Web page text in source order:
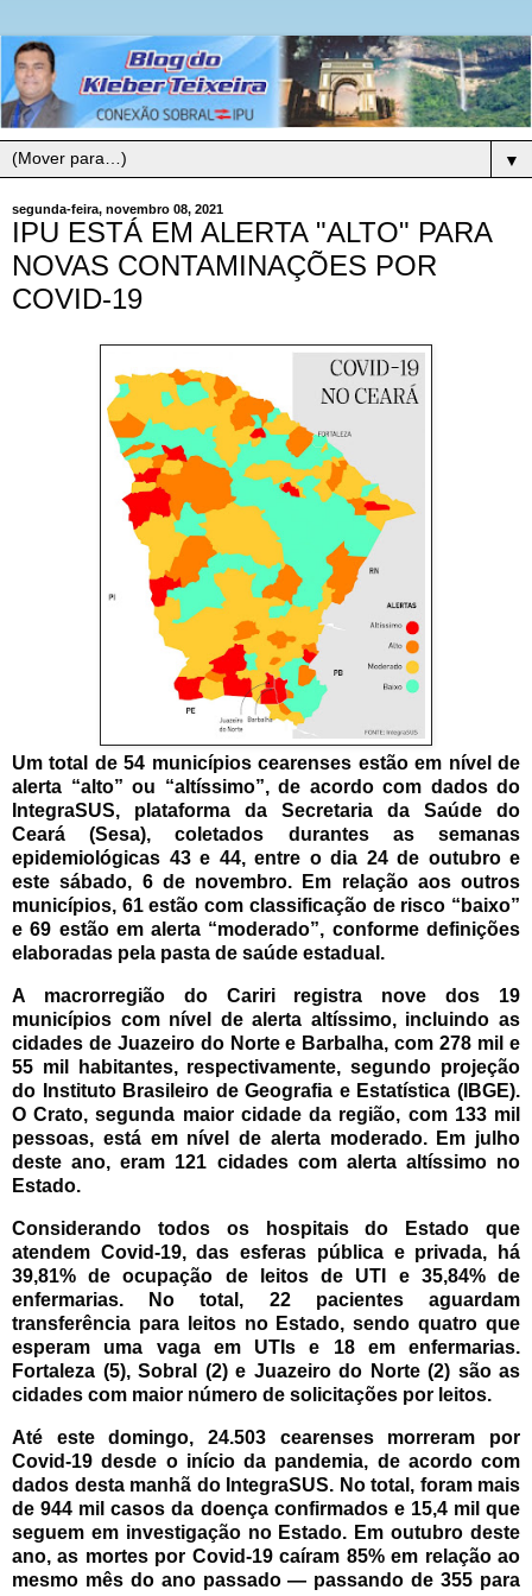
▼
segunda-feira, novembro 08, 2021
IPU ESTÁ EM ALERTA "ALTO" PARA
NOVAS CONTAMINAÇÕES POR
COVID-19
Um total de 54 municípios cearenses estão em nível de
alerta “alto” ou “altíssimo”, de acordo com dados do
IntegraSUS, plataforma da Secretaria da Saúde do
Ceará (Sesa), coletados durantes as semanas
epidemiológicas 43 e 44, entre o dia 24 de outubro e
este sábado, 6 de novembro. Em relação aos outros
municípios, 61 estão com classificação de risco “baixo”
e 69 estão em alerta “moderado”, conforme definições
elaboradas pela pasta de saúde estadual.
A macrorregião do Cariri registra nove dos 19
municípios com nível de alerta altíssimo, incluindo as
cidades de Juazeiro do Norte e Barbalha, com 278 mil e
55 mil habitantes, respectivamente, segundo projeção
do Instituto Brasileiro de Geografia e Estatística (IBGE).
O Crato, segunda maior cidade da região, com 133 mil
pessoas, está em nível de alerta moderado. Em julho
deste ano, eram 121 cidades com alerta altíssimo no
Estado.
Considerando todos os hospitais do Estado que
atendem Covid-19, das esferas pública e privada, há
39,81% de ocupação de leitos de UTI e 35,84% de
enfermarias. No total, 22 pacientes aguardam
transferência para leitos no Estado, sendo quatro que
esperam uma vaga em UTIs e 18 em enfermarias.
Fortaleza (5), Sobral (2) e Juazeiro do Norte (2) são as
cidades com maior número de solicitações por leitos.
Até este domingo, 24.503 cearenses morreram por
Covid-19 desde o início da pandemia, de acordo com
dados desta manhã do IntegraSUS. No total, foram mais
de 944 mil casos da doença confirmados e 15,4 mil que
seguem em investigação no Estado. Em outubro deste
ano, as mortes por Covid-19 caíram 85% em relação ao
mesmo mês do ano passado — passando de 355 para